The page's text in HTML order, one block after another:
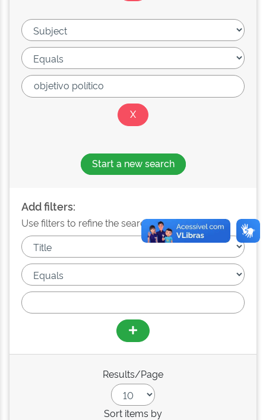
Start a new search
Add filters:
Use filters to refine the search results.
Results/Page
Sort items by